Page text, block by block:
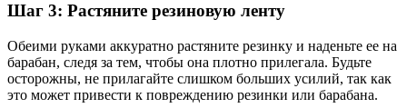
Шаг 3: Растяните резиновую ленту
Обеими руками аккуратно растяните резинку и наденьте ее на
барабан, следя за тем, чтобы она плотно прилегала. Будьте
осторожны, не прилагайте слишком больших усилий, так как
это может привести к повреждению резинки или барабана.